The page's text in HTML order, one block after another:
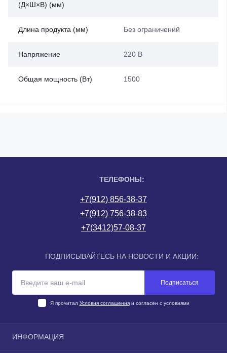
(Д×Ш×В) (мм)
Длина продукта (мм) Без ограничений
Напряжение 220 В
Общая мощность (Вт) 1500
ТЕЛЕФОНЫ:
+7(912) 856-38-37
+7(912) 756-38-83
+7(3412)57-08-37
ПОДПИСЫВАЙТЕСЬ НА НОВОСТИ И АКЦИИ:
Подписаться
Я прочитал Условия соглашенияи согласен с условиями
ИНФОРМАЦИЯ